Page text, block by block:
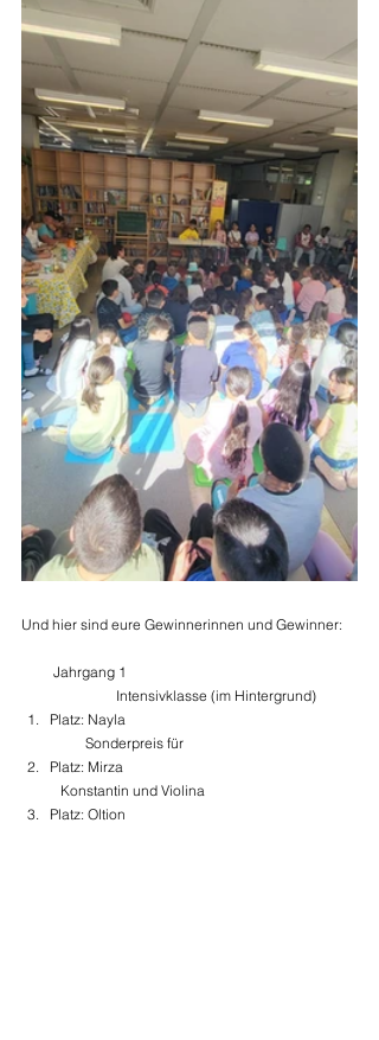
Und hier sind eure Gewinnerinnen und Gewinner:
		Intensivklasse (im Hintergrund)
Platz: Nayla
          Sonderpreis für
Platz: Mirza
   Konstantin und Violina
Platz: Oltion